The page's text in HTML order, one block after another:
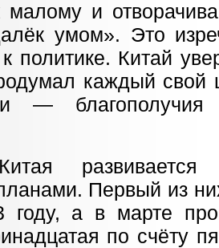
и
умом». Это
политике. Китай
каждый свой
—
Первый из
году, а в марте
по счёту